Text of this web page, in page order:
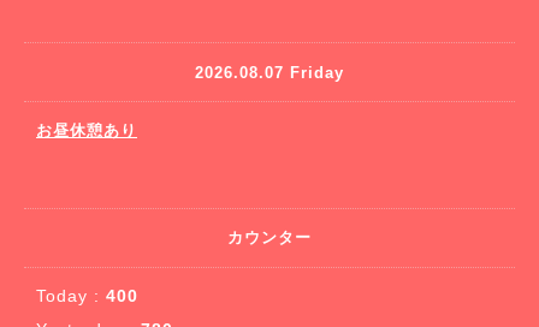
2026.08.07 Friday
お昼休憩あり
カウンター
Today : 400